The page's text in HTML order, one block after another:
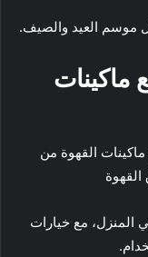
موسم العيد والصيف.
ماكينات
30% على جميع ماكينات القهوة من
المنزل، مع خيارات